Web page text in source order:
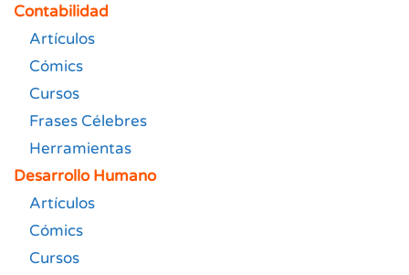
Contabilidad
Artículos
Cómics
Cursos
Frases Célebres
Herramientas
Desarrollo Humano
Artículos
Cómics
Cursos